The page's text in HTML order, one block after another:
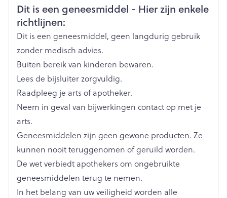
Organisaties
Merken Boiron
Breedte 12 mm
Lengte 43 mm
Diepte 12 mm
Behoud Kamertemperatuur (15°C - 25°C)
Veiligheidsinformatie
Dit is een geneesmiddel - Hier zijn enkele
richtlijnen:
Dit is een geneesmiddel, geen langdurig gebruik
zonder medisch advies.
Buiten bereik van kinderen bewaren.
Lees de bijsluiter zorgvuldig.
Raadpleeg je arts of apotheker.
Neem in geval van bijwerkingen contact op met je
arts.
Geneesmiddelen zijn geen gewone producten. Ze
kunnen nooit teruggenomen of geruild worden.
De wet verbiedt apothekers om ongebruikte
geneesmiddelen terug te nemen.
In het belang van uw veiligheid worden alle